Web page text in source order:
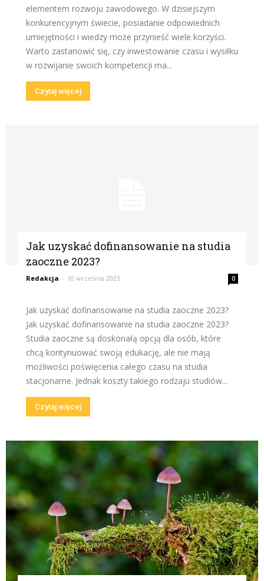
elementem rozwoju zawodowego. W dzisiejszym
konkurencyjnym świecie, posiadanie odpowiednich
umiejętności i wiedzy może przynieść wiele korzyści.
Warto zastanowić się, czy inwestowanie czasu i wysiłku
w rozwijanie swoich kompetencji ma...
Czytaj więcej
Jak uzyskać dofinansowanie na studia
zaoczne 2023?
Redakcja - 10 września 2025 0
Jak uzyskać dofinansowanie na studia zaoczne 2023?
Jak uzyskać dofinansowanie na studia zaoczne 2023?
Studia zaoczne są doskonałą opcją dla osób, które
chcą kontynuować swoją edukację, ale nie mają
możliwości poświęcenia całego czasu na studia
stacjonarne. Jednak koszty takiego rodzaju studiów...
Czytaj więcej